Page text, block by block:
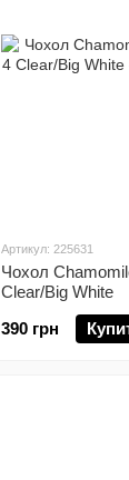
Артикул: 225631
Чохол
Clear/Big White
390 грн